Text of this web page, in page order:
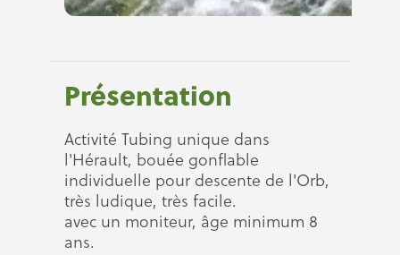
Présentation
Activité Tubing unique dans
l'Hérault, bouée gonflable
individuelle pour descente de l'Orb,
très ludique, très facile.
avec un moniteur, âge minimum 8
ans.